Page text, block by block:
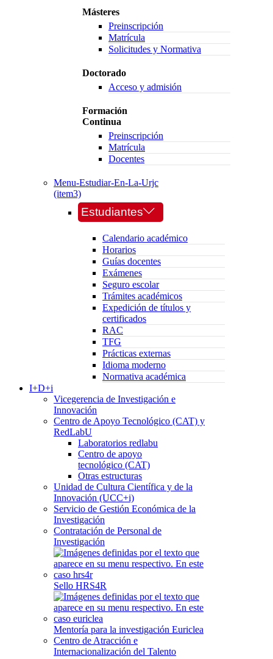
Másteres
Preinscripción
Matrícula
Solicitudes y Normativa
Doctorado
Acceso y admisión
Formación
Continua
Preinscripción
Matrícula
Docentes
Menu-Estudiar-En-La-Urjc
(item3)
Estudiantes
Calendario académico
Horarios
Guías docentes
Exámenes
Seguro escolar
Trámites académicos
Expedición de títulos y
certificados
RAC
TFG
Prácticas externas
Idioma moderno
Normativa académica
I+D+i
Vicegerencia de Investigación e
Innovación
Centro de Apoyo Tecnológico (CAT) y
RedLabU
Laboratorios redlabu
Centro de apoyo
tecnológico (CAT)
Otras estructuras
Unidad de Cultura Científica y de la
Innovación (UCC+i)
Servicio de Gestión Económica de la
Investigación
Contratación de Personal de
Investigación
Sello HRS4R
Mentoría para la investigación Euriclea
Centro de Atracción e
Internacionalización del Talento